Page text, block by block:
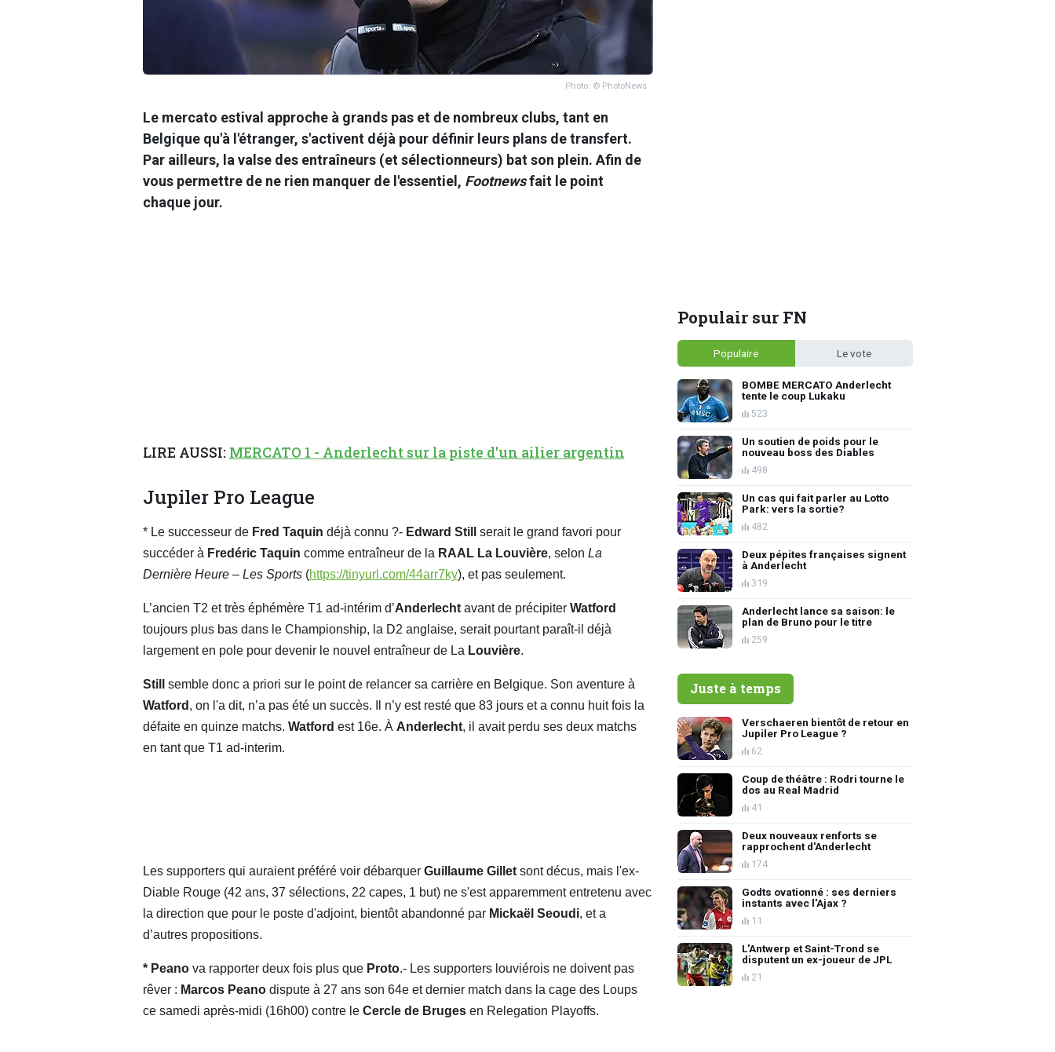
Photo: © PhotoNews
Le mercato estival approche à grands pas et de nombreux clubs, tant en
Belgique qu'à l'étranger, s'activent déjà pour définir leurs plans de transfert.
Par ailleurs, la valse des entraîneurs (et sélectionneurs) bat son plein. Afin de
vous permettre de ne rien manquer de l'essentiel, Footnewsfait le point
chaque jour.
LIRE AUSSI: MERCATO 1 - Anderlecht sur la piste d'un ailier argentin
Jupiler Pro League
* Le successeur de Fred Taquin déjà connu ?- Edward Still serait le grand favori pour
succéder à Fredéric Taquin comme entraîneur de la RAAL La Louvière, selon La
Dernière Heure – Les Sports (https://tinyurl.com/44arr7ky), et pas seulement.
L’ancien T2 et très éphémère T1 ad-intérim d’Anderlechtavant de précipiter Watford
toujours plus bas dans le Championship, la D2 anglaise, serait pourtant paraît-il déjà
largement en pole pour devenir le nouvel entraîneur de La Louvière.
Still
semble donc a priori sur le point de relancer sa carrière en Belgique. Son aventure à
Watford , on l'a dit, n’a pas été un succès. Il n’y est resté que 83 jours et a connu huit fois la
défaite en quinze matchs. Watford est 16e. À Anderlecht, il avait perdu ses deux matchs
en tant que T1 ad-interim.
Les supporters qui auraient préféré voir débarquer Guillaume Gilletsont décus, mais l'ex-
Diable Rouge (42 ans, 37 sélections, 22 capes, 1 but) ne s'est apparemment entretenu avec
la direction que pour le poste d'adjoint, bientôt abandonné par Mickaël Seoudi, et a
d’autres propositions.
* Peano va rapporter deux fois plus que Proto.- Les supporters louviérois ne doivent pas
rêver : Marcos Peanodispute à 27 ans son 64e et dernier match dans la cage des Loups
ce samedi après-midi (16h00) contre le Cercle de Brugesen Relegation Playoffs.
Populair sur FN
Populaire Le vote
BOMBE MERCATO Anderlecht
tente le coup Lukaku
523
Un soutien de poids pour le
nouveau boss des Diables
498
Un cas qui fait parler au Lotto
Park: vers la sortie?
482
Deux pépites françaises signent
à Anderlecht
319
Anderlecht lance sa saison: le
plan de Bruno pour le titre
259
Juste à temps
Verschaeren bientôt de retour en
Jupiler Pro League ?
62
Coup de théâtre : Rodri tourne le
dos au Real Madrid
41
Deux nouveaux renforts se
rapprochent d'Anderlecht
174
Godts ovationné : ses derniers
instants avec l'Ajax ?
11
L'Antwerp et Saint-Trond se
disputent un ex-joueur de JPL
21